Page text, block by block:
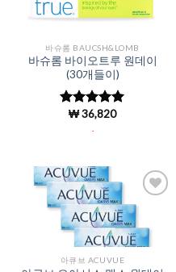
바슈롬 BAUCSH&LOMB
바슈롬 바이오트루 원데이
(30개들이)
5 중에서
로 평
₩36,820
Add to
아큐브 ACUVUE